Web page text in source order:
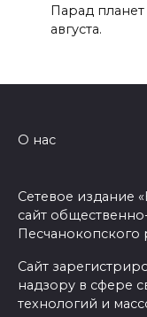
Парад планет
августа.
О нас
Сетевое издание
сайт
Песчанокопского
Сайт
надзору в сфере
технологий и